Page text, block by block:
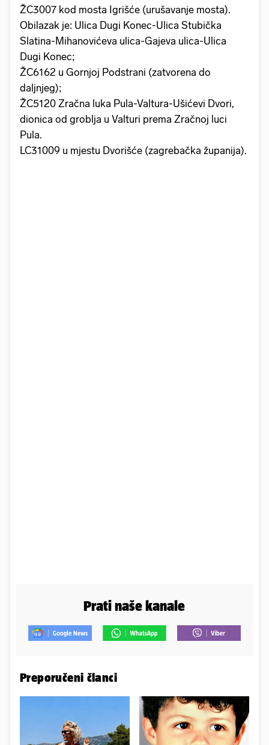
ŽC3007 kod mosta Igrišće (urušavanje mosta).
Obilazak je: Ulica Dugi Konec-Ulica Stubička
Slatina-Mihanovićeva ulica-Gajeva ulica-Ulica
Dugi Konec;
ŽC6162 u Gornjoj Podstrani (zatvorena do
daljnjeg);
ŽC5120 Zračna luka Pula-Valtura-Ušićevi Dvori,
dionica od groblja u Valturi prema Zračnoj luci
Pula.
LC31009 u mjestu Dvorišće (zagrebačka županija).
Prati naše kanale
Preporučeni članci